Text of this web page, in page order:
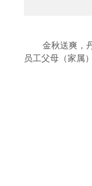
金秋送爽，
员工父母（家属